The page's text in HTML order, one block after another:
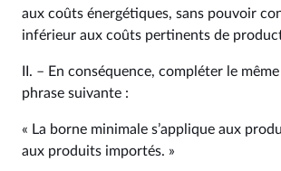
aux coûts énergétiques, sans pouvoir
inférieur aux coûts pertinents de
II. – En conséquence, compléter le
phrase suivante :
« La borne minimale s’applique aux
aux produits importés. »